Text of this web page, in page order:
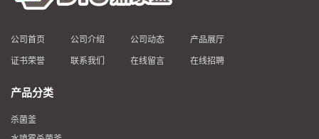
公司首页 公司介绍 公司动态 产品展厅
证书荣誉 联系我们 在线留言 在线招聘
产品分类
杀菌釜